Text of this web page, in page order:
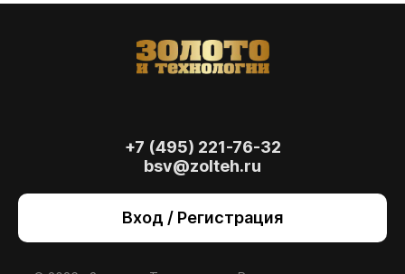
+7 (495) 221-76-32
bsv@zolteh.ru
Вход / Регистрация
также для анализа сайта и улучшения